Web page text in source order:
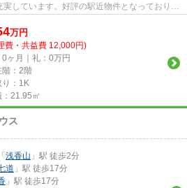
しています。好評の駅近物件となっており、
万円
費・共益費 12,000円)
0ヶ月｜礼：0万円
階：2階
り：1K
：21.95㎡
ス
「 浅香山 」駅 徒歩2分
道 」駅 徒歩17分
」駅 徒歩17分